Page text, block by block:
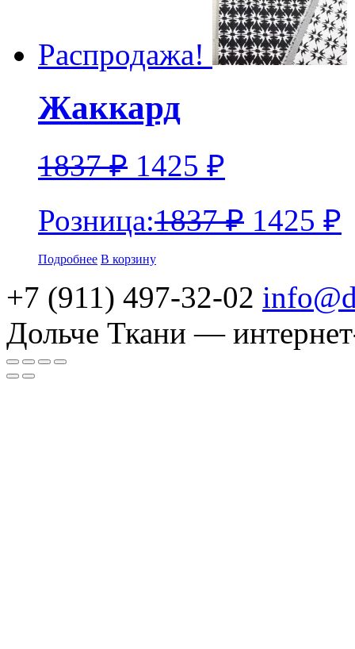
Распродажа!
Жаккард
1837₽ 1425 ₽
Розница:1837₽ 1425 ₽
Подробнее В корзину
+7 (911) 497-32-02
Дольче Ткани —